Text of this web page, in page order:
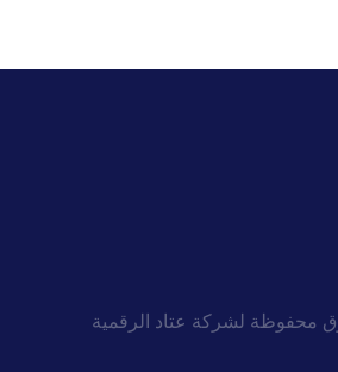
محفوظة لشركة عتاد الرقمية